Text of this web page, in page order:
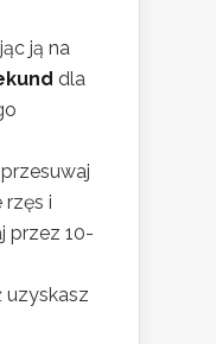
ją na
dla
rzęs i
przez 10-
uzyskasz